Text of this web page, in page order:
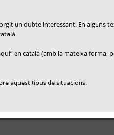
un dubte interessant. En alguns
en català (amb la mateixa forma,
aquest tipus de situacions.